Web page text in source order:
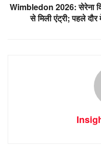
Wimbledon 2026: सेरेना
से मिली एंट्री; पहले